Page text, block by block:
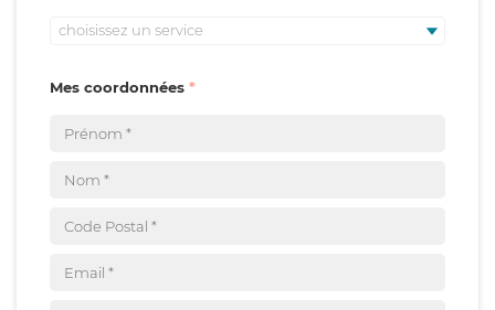
choisissez un service
Mes coordonnées